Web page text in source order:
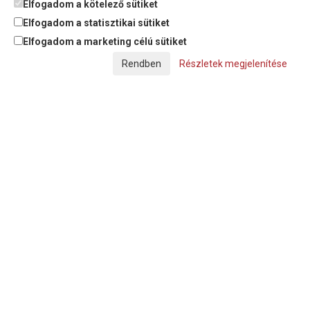
© Copyright Triász-Tömlő Kft. | Minden jog fenntartva!
Elfogadom a kötelező sütiket
Elfogadom a statisztikai sütiket
Elfogadom a marketing célú sütiket
Részletek megjelenítése